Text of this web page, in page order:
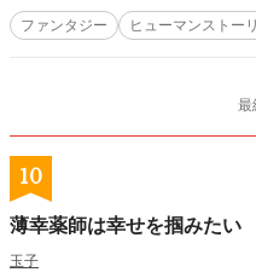
ファンタジー ヒューマンストー
最
10
薄幸薬師は幸せを掴みたい
玉子